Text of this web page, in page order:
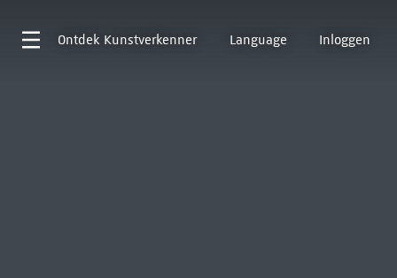
Ontdek Kunstverkenner Language Inloggen